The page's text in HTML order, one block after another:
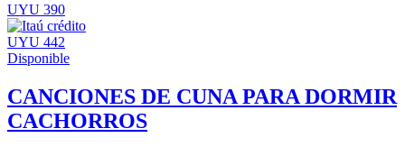
UYU 390
UYU 442
Disponible
CANCIONES DE CUNA PARA DORMIR
CACHORROS